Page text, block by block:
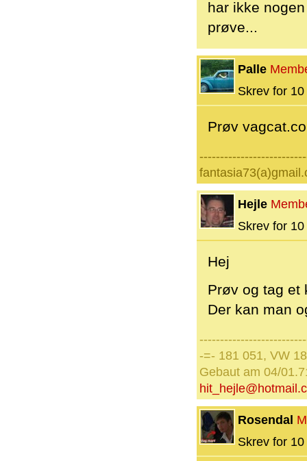
har ikke
prøve...
Palle
Skrev for
Prøv
Hejle
Skrev for
Hej
Prøv og tag et
Der kan man
-=- 181 051, VW
Gebaut am 04/
Rosendal
Skrev for